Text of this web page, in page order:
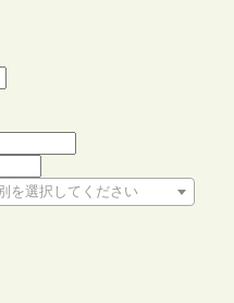
を選択してください
ください